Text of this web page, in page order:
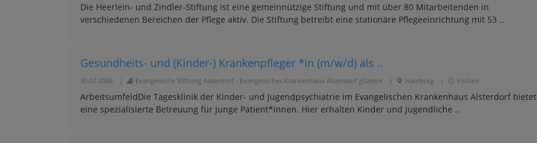
Die Heerlein- und Zindler-Stiftung ist eine gemeinnützige Stiftung und mit über 80 Mitarbeitenden in
verschiedenen Bereichen der Pflege aktiv. Die Stiftung betreibt eine stationäre Pflegeeinrichtung mit 53 ..
Gesundheits- und (Kinder-) Krankenpfleger *in (m/w/d) als ..
30.07.2026 Evangelische Stiftung Alsterdorf - Evangelisches Krankenhaus Alsterdorf gGmbH Hamburg Vollzeit
ArbeitsumfeldDie Tagesklinik der Kinder- und Jugendpsychiatrie im Evangelischen Krankenhaus Alsterdorf bietet
eine spezialisierte Betreuung für junge Patient*innen. Hier erhalten Kinder und Jugendliche ..